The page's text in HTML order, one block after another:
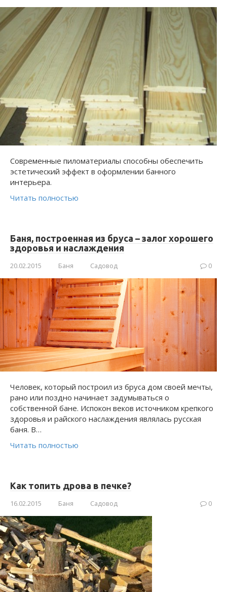
Современные пиломатериалы способны обеспечить
эстетический эффект в оформлении банного
интерьера.
Читать полностью
Баня, построенная из бруса – залог хорошего
здоровья и наслаждения
20.02.2015 Баня Садовод 0
Человек, который построил из бруса дом своей мечты,
рано или поздно начинает задумываться о
собственной бане. Испокон веков источником крепкого
здоровья и райского наслаждения являлась русская
баня. В…
Читать полностью
Как топить дрова в печке?
16.02.2015 Баня Садовод 0